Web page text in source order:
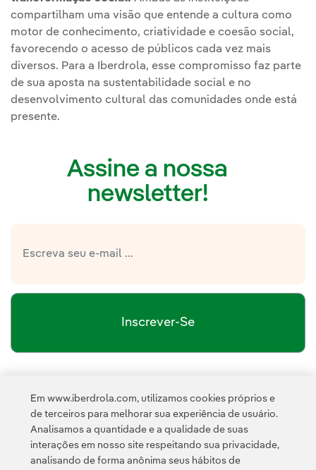
compartilham uma visão que entende a cultura como
motor de conhecimento, criatividade e coesão social,
favorecendo o acesso de públicos cada vez mais
diversos. Para a Iberdrola, esse compromisso faz parte
de sua aposta na sustentabilidade social e no
desenvolvimento cultural das comunidades onde está
presente.
Assine a nossa
newsletter!
Inscrever-Se
Esta página é protegida pelo reCAPTCHA e pela Política de
Privacidade
Termos de Serviço do Google
Em www.iberdrola.com, utilizamos cookies próprios e
de terceiros para melhorar sua experiência de usuário.
Analisamos a quantidade e a qualidade de suas
interações em nosso site respeitando sua privacidade,
analisando de forma anônima seus hábitos de